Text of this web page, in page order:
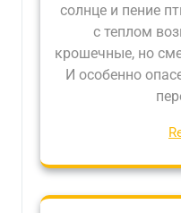
солнце и пение
с теплом
крошечные, но
И особенно